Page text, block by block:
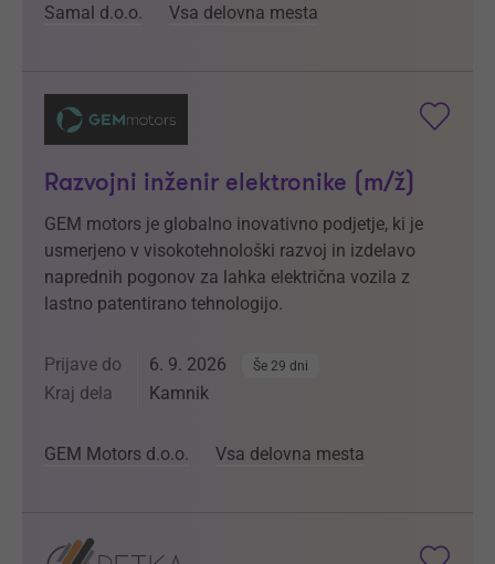
Samal d.o.o. Vsa delovna mesta
Razvojni inženir elektronike (m/ž)
GEM motors je globalno inovativno podjetje, ki je
usmerjeno v visokotehnološki razvoj in izdelavo
naprednih pogonov za lahka električna vozila z
lastno patentirano tehnologijo.
Prijave do 6. 9. 2026 Še 29 dni
Kraj dela Kamnik
GEM Motors d.o.o. Vsa delovna mesta